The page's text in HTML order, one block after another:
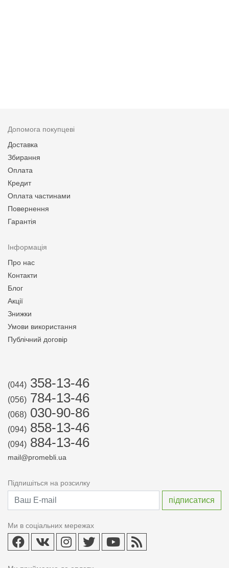
Допомога покупцеві
Доставка
Збирання
Оплата
Кредит
Оплата частинами
Повернення
Гарантія
Інформація
Про нас
Контакти
Блог
Акції
Знижки
Умови використання
Публічний договір
(044) 358-13-46
(056) 784-13-46
(068) 030-90-86
(094) 858-13-46
(094) 884-13-46
mail@promebli.ua
Підпишіться на розсилку
Ми в соціальних мережах